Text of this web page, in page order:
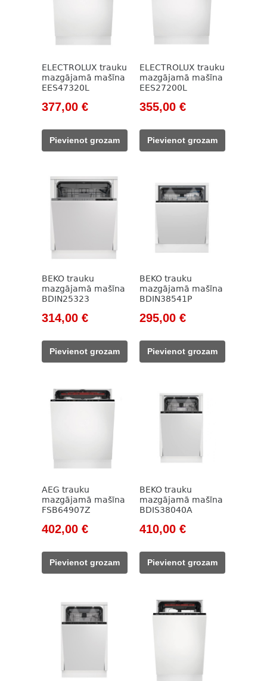
ELECTROLUX trauku
mazgājamā mašīna
EES47320L
Original
was:
542,00 €.
377,00 €Current
377,00 €.
Pievienot grozam
ELECTROLUX trauku
mazgājamā mašīna
EES27200L
Original
was:
513,00 €.
355,00 €Current
355,00 €.
Pievienot grozam
BEKO trauku
mazgājamā mašīna
BDIN25323
Original
was:
609,00 €.
314,00 €Current
314,00 €.
Pievienot grozam
BEKO trauku
mazgājamā mašīna
BDIN38541P
Original
was:
609,00 €.
295,00 €Current
295,00 €.
Pievienot grozam
AEG trauku
mazgājamā mašīna
FSB64907Z
Original
was:
580,00 €.
402,00 €Current
402,00 €.
Pievienot grozam
BEKO trauku
mazgājamā mašīna
BDIS38040A
Original
was:
609,00 €.
410,00 €Current
410,00 €.
Pievienot grozam